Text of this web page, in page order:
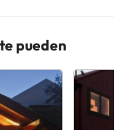
pueden